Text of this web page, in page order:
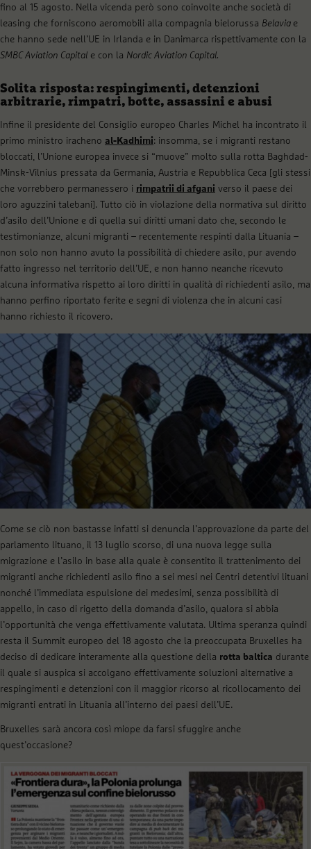
fino al 15 agosto. Nella vicenda però sono coinvolte anche società di
leasing che forniscono aeromobili alla compagnia bielorussa Belavia e
che hanno sede nell’UE in Irlanda e in Danimarca rispettivamente con la
SMBC Aviation Capital e con la Nordic Aviation Capital.
Solita risposta: respingimenti, detenzioni
arbitrarie, rimpatri, botte, assassini e abusi
Infine il presidente del Consiglio europeo Charles Michel ha incontrato il
primo ministro iracheno al-Kadhimi: insomma, se i migranti restano
bloccati, l’Unione europea invece si “muove” molto sulla rotta Baghdad-
Minsk-Vilnius pressata da Germania, Austria e Repubblica Ceca [gli stessi
che vorrebbero permanessero i rimpatrii di afgani verso il paese dei
loro aguzzini talebani]. Tutto ciò in violazione della normativa sul diritto
d’asilo dell’Unione e di quella sui diritti umani dato che, secondo le
testimonianze, alcuni migranti – recentemente respinti dalla Lituania –
non solo non hanno avuto la possibilità di chiedere asilo, pur avendo
fatto ingresso nel territorio dell’UE, e non hanno neanche ricevuto
alcuna informativa rispetto ai loro diritti in qualità di richiedenti asilo, ma
hanno perfino riportato ferite e segni di violenza che in alcuni casi
hanno richiesto il ricovero.
Come se ciò non bastasse infatti si denuncia l’approvazione da parte del
parlamento lituano, il 13 luglio scorso, di una nuova legge sulla
migrazione e l’asilo in base alla quale è consentito il trattenimento dei
migranti anche richiedenti asilo fino a sei mesi nei Centri detentivi lituani
nonché l’immediata espulsione dei medesimi, senza possibilità di
appello, in caso di rigetto della domanda d’asilo, qualora si abbia
l’opportunità che venga effettivamente valutata. Ultima speranza quindi
resta il Summit europeo del 18 agosto che la preoccupata Bruxelles ha
deciso di dedicare interamente alla questione della rotta baltica durante
il quale si auspica si accolgano effettivamente soluzioni alternative a
respingimenti e detenzioni con il maggior ricorso al ricollocamento dei
migranti entrati in Lituania all’interno dei paesi dell’UE.
Bruxelles sarà ancora così miope da farsi sfuggire anche
quest’occasione?